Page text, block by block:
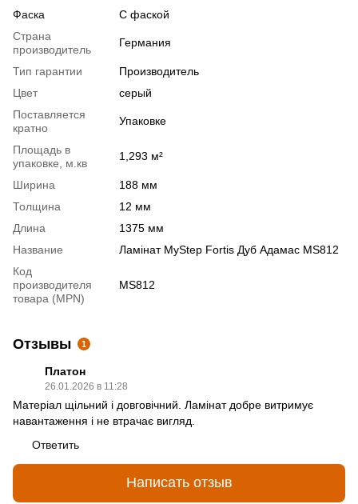
Фаска
С фаской
Страна
производитель
Германия
Тип гарантии
Производитель
Цвет
серый
Поставляется
кратно
Упаковке
Площадь в
упаковке, м.кв
1,293 м²
Ширина
188 мм
Толщина
12 мм
Длина
1375 мм
Название
Ламінат MyStep Fortis Дуб Адамас MS812
Код
производителя
товара (MPN)
MS812
Отзывы 1
Платон
26.01.2026 в 11:28
Матеріал щільний і довговічний. Ламінат добре витримує
навантаження і не втрачає вигляд.
Ответить
Написать отзыв